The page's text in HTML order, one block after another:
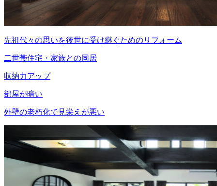
先祖代々の思いを後世に受け継ぐためのリフォーム
二世帯住宅・家族との同居
収納力アップ
部屋が暗い
外壁の老朽化で見栄えが悪い